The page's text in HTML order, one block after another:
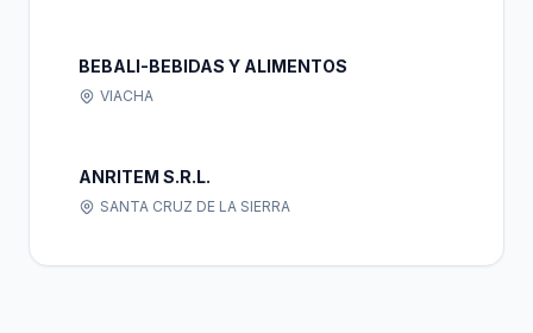
BEBALI-BEBIDAS Y ALIMENTOS
VIACHA
ANRITEM S.R.L.
SANTA CRUZ DE LA SIERRA